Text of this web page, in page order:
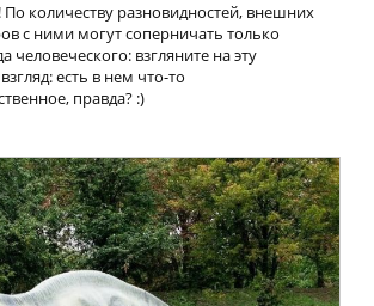
количеству разновидностей, внешних
с ними могут соперничать только
человеческого: взгляните на эту
есть в нем что-то
правда? :)